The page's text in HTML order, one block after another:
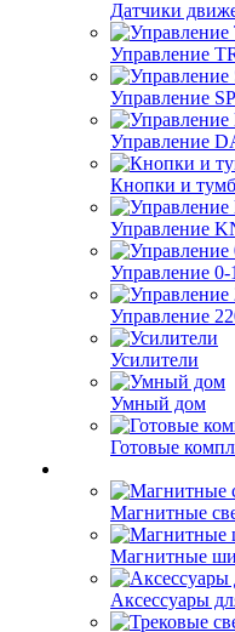
Датчики
Управление
Управление
Управление
Кнопки и
Управление
Управление
Управление
Усилители
Умный дом
Готовые
Магнитные
Магнитные
Аксессуары